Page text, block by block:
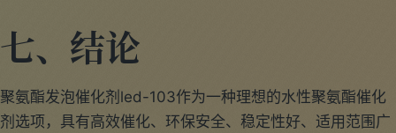
七、结论
聚氨酯发泡催化剂led-103作为一种理想的水性聚氨酯催化
剂选项，具有高效催化、环保安全、稳定性好、适用范围广